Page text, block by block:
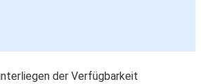
der Verfügbarkeit